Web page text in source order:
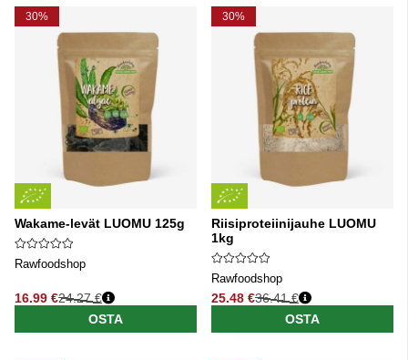
30%
Wakame-levät LUOMU 125g
Rawfoodshop
16.99 €
Normaali hinta
24.27 €
OSTA
30%
Riisiproteiinijauhe LUOMU
1kg
Rawfoodshop
25.48 €
Normaali hinta
36.41 €
OSTA